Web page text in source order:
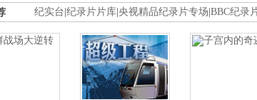
纪实台 纪录片片库 央视精品纪录片专场 BBC纪录